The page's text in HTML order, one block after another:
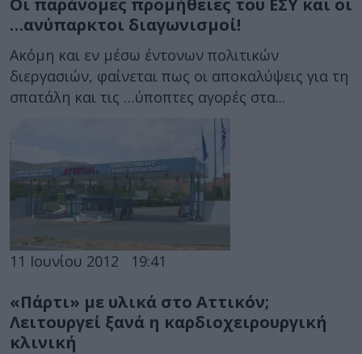
…ανύπαρκτοι διαγωνισμοί!
Ακόμη και εν μέσω έντονων πολιτικών
διεργασιών, φαίνεται πως οι αποκαλύψεις για τη
σπατάλη και τις …ύποπτες αγορές στα...
11 Ιουνίου 2012 19:41
«Πάρτι» με υλικά στο Αττικόν;
Λειτουργεί ξανά η καρδιοχειρουργική
κλινική